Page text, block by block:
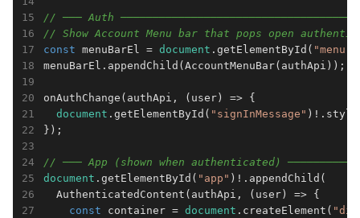
// ─── Auth
// Show Account Menu bar that pops open
const menuBarEl = document .getElementById( "menu-
menuBarEl.appendChild(AccountMenuBar(authApi));
onAuthChange(authApi, ( user ) => {
document .getElementById( "signInMessage"
});
// ─── App (shown when authenticated)
document .getElementById( "app" )!.appendChild(
AuthenticatedContent(authApi,
( user ) => {
const container = document .createElement(